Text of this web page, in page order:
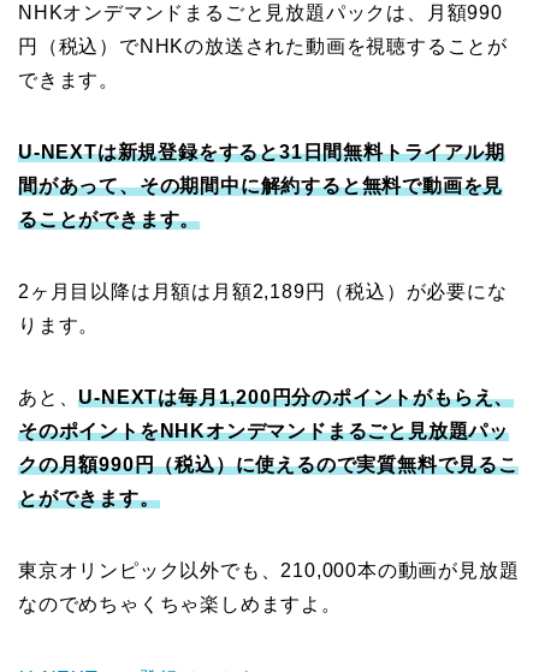
NHKオンデマンドまるごと見放題パックは、月額990
円（税込）でNHKの放送された動画を視聴することが
できます。
U-NEXTは新規登録をすると31日間無料トライアル期
間があって、その期間中に解約すると無料で動画を見
ることができます。
2ヶ月目以降は月額は月額2,189円（税込）が必要にな
ります。
あと、U-NEXTは毎月1,200円分のポイントがもらえ、
そのポイントをNHKオンデマンドまるごと見放題パッ
クの月額990円（税込）に使えるので実質無料で見るこ
とができます。
東京オリンピック以外でも、210,000本の動画が見放題
なのでめちゃくちゃ楽しめますよ。